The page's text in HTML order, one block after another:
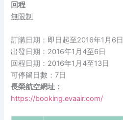
回程
無限制
訂購日期：即日起至2016年1月6日
出發日期：2016年1月4至6日
回程日期：2016年1月4至13日
可停留日數：7日
長榮航空網址 ：
https://booking.evaair.com/